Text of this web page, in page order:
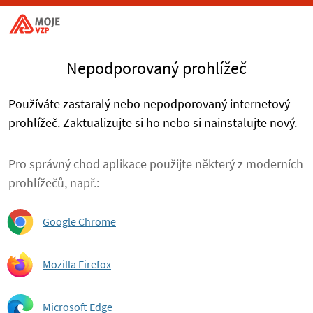
Nepodporovaný prohlížeč
Používáte zastaralý nebo nepodporovaný internetový
prohlížeč. Zaktualizujte si ho nebo si nainstalujte nový.
Pro správný chod aplikace použijte některý z moderních
prohlížečů, např.:
Google Chrome
Mozilla Firefox
Microsoft Edge